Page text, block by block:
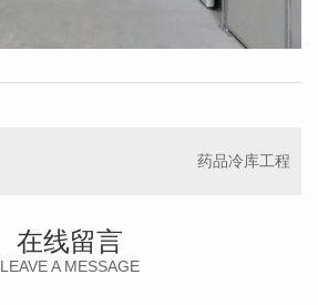
药品冷库工程
在线留言
LEAVE A MESSAGE